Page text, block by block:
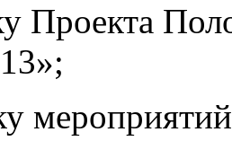
Проекта